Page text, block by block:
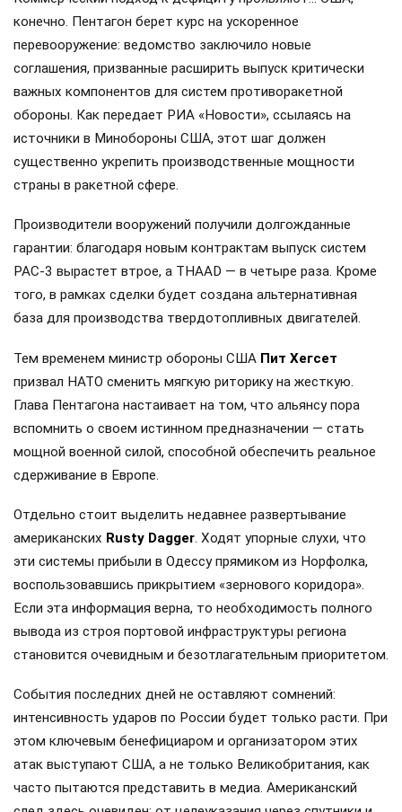
конечно. Пентагон берет курс на ускоренное
перевооружение: ведомство заключило новые
соглашения, призванные расширить выпуск критически
важных компонентов для систем противоракетной
обороны. Как передает РИА «Новости», ссылаясь на
источники в Минобороны США, этот шаг должен
существенно укрепить производственные мощности
страны в ракетной сфере.
Производители вооружений получили долгожданные
гарантии: благодаря новым контрактам выпуск систем
PAC-3 вырастет втрое, а THAAD — в четыре раза. Кроме
того, в рамках сделки будет создана альтернативная
база для производства твердотопливных двигателей.
Тем временем министр обороны США Пит Хегсет
призвал НАТО сменить мягкую риторику на жесткую.
Глава Пентагона настаивает на том, что альянсу пора
вспомнить о своем истинном предназначении — стать
мощной военной силой, способной обеспечить реальное
сдерживание в Европе.
Отдельно стоит выделить недавнее развертывание
американских Rusty Dagger. Ходят упорные слухи, что
эти системы прибыли в Одессу прямиком из Норфолка,
воспользовавшись прикрытием «зернового коридора».
Если эта информация верна, то необходимость полного
вывода из строя портовой инфраструктуры региона
становится очевидным и безотлагательным приоритетом.
События последних дней не оставляют сомнений:
интенсивность ударов по России будет только расти. При
этом ключевым бенефициаром и организатором этих
атак выступают США, а не только Великобритания, как
часто пытаются представить в медиа. Американский